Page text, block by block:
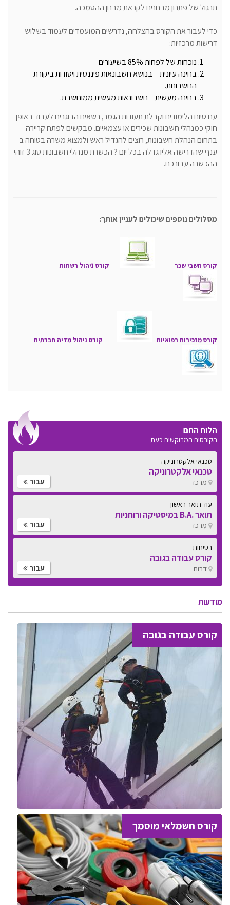
תרגול של פתרון מבחנים לקראת מבחן ההסמכה.
כדי לעבור את הקורס בהצלחה, נדרשים המועמדים לעמוד בשלוש
דרישות מרכזיות:
נוכחות של לפחות 85% בשיעורים
בחינה עיונית – בנושא חשבונאות פיננסית ויסודות ביקורת
החשבונות.
בחינה מעשית – חשבונאות מעשית ממוחשבת.
עם סיום הלימודים וקבלת תעודות הגמר, רשאים הבוגרים לעבוד באופן
חוקי כמנהלי חשבונות שכירים או עצמאיים. מבקשים לפתח קריירה
בתחום הנהלת חשבונות, רוצים להגדיל ראש ולמצוא משרה בטוחה ב
ענף שהדרישה אליו גדלה בכל יום ? הכשרת מנהלי חשבונות סוג 3 זוהי
ההכשרה עבורכם.
מסלולים נוספים שיכולים לעניין אותך:
קורס חשבי שכר קורס ניהול רשתות
קורס מזכירות רפואיות קורס ניהול מדיה חברתית
הלוח החם
הקורסים המבוקשים כעת
עוד תואר ראשון
תואר .B.A במיסטיקה ורוחניות
מרכז עבור
בטיחות
קורס עבודה בגובה
דרום עבור
בטיחות
קורס עבודה בגובה
דרום עבור
מודעות
קורס עבודה בגובה
קורס חשמלאי מוסמך